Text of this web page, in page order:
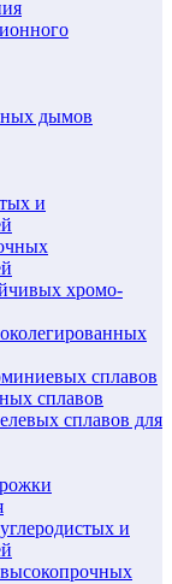
дымов
и
хромо-
сплавов
сплавов
сплавов для
и